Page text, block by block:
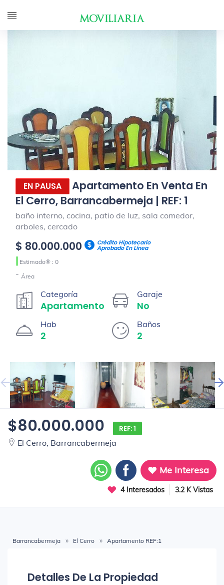
EN PAUSA
Apartamento En Venta En
El Cerro, Barrancabermeja | REF: 1
baño interno, cocina, patio de luz, sala comedor,
arboles, cercado
$ 80.000.000 Crédito Hipotecario
Aprobado En Línea
| Estimado® : 0
- Área
Categoría
Apartamento
Garaje
No
Hab
2
Baños
2
$80.000.000 REF: 1
El Cerro, Barrancabermeja
Me Interesa
4 Interesados 3.2 K Vistas
Barrancabermeja El Cerro Apartamento REF:1
Detalles De La Propiedad